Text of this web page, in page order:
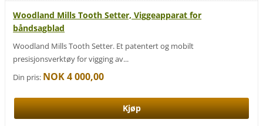
Woodland Mills Tooth Setter, Viggeapparat for
båndsagblad
Woodland Mills Tooth Setter. Et patentert og mobilt
presisjonsverktøy for vigging av...
Din pris: NOK 4 000,00